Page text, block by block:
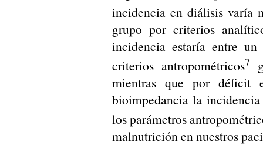
incidencia en diálisis varía
grupo por criterios
incidencia estaría entre
criterios antropométricos7
mientras que por déficit
bioimpedancia la
los parámetros
malnutrición en nuestros